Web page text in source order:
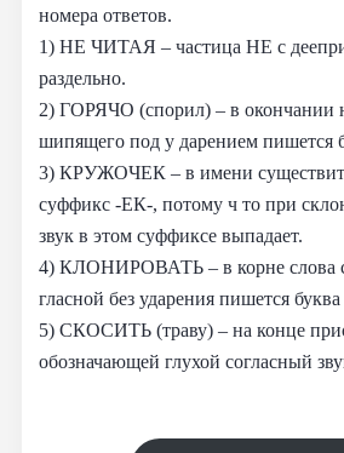
номера ответов.
1) НЕ ЧИТАЯ – частица НЕ с
раздельно.
2) ГОРЯЧО (спорил) – в окончании
шипящего под у дарением пишется
3) КРУЖОЧЕК – в имени
суффикс -ЕК-, потому ч то при
звук в этом суффиксе выпадает.
4) КЛОНИРОВАТЬ – в корне слова
гласной без ударения пишется
5) СКОСИТЬ (траву) – на конце
обозначающей глухой согласный